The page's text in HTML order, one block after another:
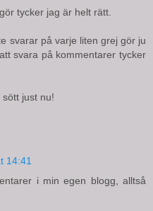
tycker jag är helt rätt.
svarar på varje liten grej gör ju
svara på kommentarer tycker
just nu!
14:41
i min egen blogg, alltså